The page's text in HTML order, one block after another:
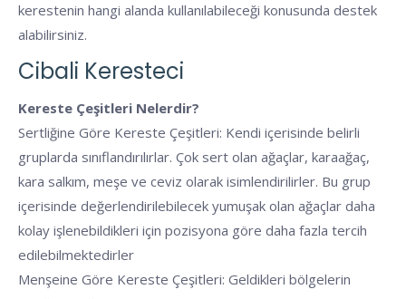
kerestenin hangi alanda kullanılabileceği konusunda destek
alabilirsiniz.
Cibali Keresteci
Kereste Çeşitleri Nelerdir?
Sertliğine Göre Kereste Çeşitleri: Kendi içerisinde belirli
gruplarda sınıflandırılırlar. Çok sert olan ağaçlar, karaağaç,
kara salkım, meşe ve ceviz olarak isimlendirilirler. Bu grup
içerisinde değerlendirilebilecek yumuşak olan ağaçlar daha
kolay işlenebildikleri için pozisyona göre daha fazla tercih
edilebilmektedirler
Menşeine Göre Kereste Çeşitleri: Geldikleri bölgelerin